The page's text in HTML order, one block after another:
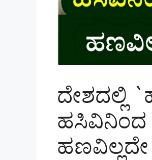
ದೇಶದಲ್ಲಿ
ಹಸಿವಿನಿಂದ